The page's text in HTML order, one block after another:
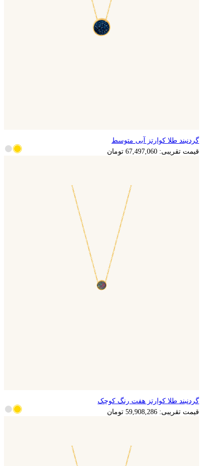
13,499,412 تومان
گردنبند طلا کوارتز آبی متوسط
قیمت تقریبی:67,497,060 تومان
11,981,657 تومان
گردنبند طلا کوارتز هفت رنگ کوچک
قیمت تقریبی:59,908,286 تومان